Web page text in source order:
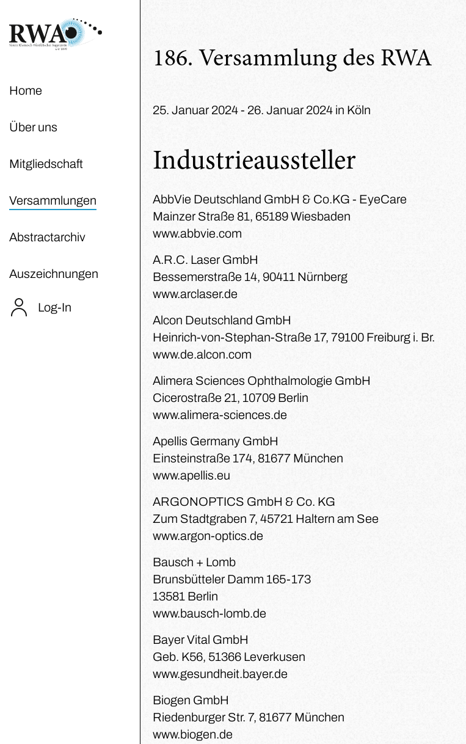
Home
Über uns
Mitgliedschaft
Versammlungen
Abstractarchiv
Auszeichnungen
Log-In
186. Versammlung des RWA
25. Januar 2024 - 26. Januar 2024 in Köln
Industrieaussteller
AbbVie Deutschland GmbH & Co.KG - EyeCare
Mainzer Straße 81, 65189 Wiesbaden
www.abbvie.com
A.R.C. Laser GmbH
Bessemerstraße 14, 90411 Nürnberg
www.arclaser.de
Alcon Deutschland GmbH
Heinrich-von-Stephan-Straße 17, 79100 Freiburg i. Br.
www.de.alcon.com
Alimera Sciences Ophthalmologie GmbH
Cicerostraße 21, 10709 Berlin
www.alimera-sciences.de
Apellis Germany GmbH
Einsteinstraße 174, 81677 München
www.apellis.eu
ARGONOPTICS GmbH & Co. KG
Zum Stadtgraben 7, 45721 Haltern am See
www.argon-optics.de
Bausch + Lomb
Brunsbütteler Damm 165-173
13581 Berlin
www.bausch-lomb.de
Bayer Vital GmbH
Geb. K56, 51366 Leverkusen
www.gesundheit.bayer.de
Biogen GmbH
Riedenburger Str. 7, 81677 München
www.biogen.de